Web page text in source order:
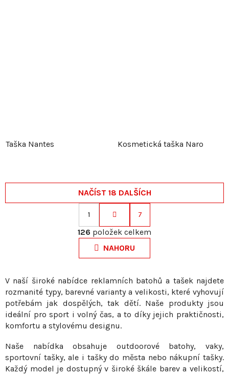
Taška Nantes Kosmetická taška Naro
O
v
l
á
a
c
p
v
k
y
NAČÍST 18 DALŠÍCH
S
t
r
á
k
o
v
á
n
1 7
126 položek celkem
NAHORU
V naší široké nabídce reklamních batohů a tašek najdete
rozmanité typy, barevné varianty a velikosti, které vyhovují
potřebám jak dospělých, tak dětí. Naše produkty jsou
ideální pro sport i volný čas, a to díky jejich praktičnosti,
komfortu a stylovému designu.
Naše nabídka obsahuje outdoorové batohy, vaky,
sportovní tašky, ale i tašky do města nebo nákupní tašky.
Každý model je dostupný v široké škále barev a velikostí,